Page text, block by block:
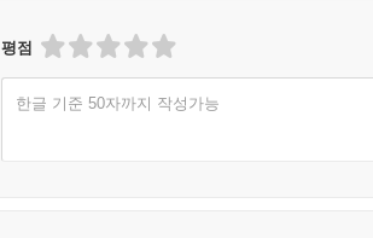
평점
한글 기준 50자까지 작성가능